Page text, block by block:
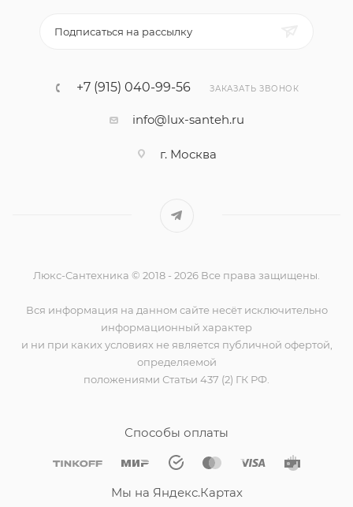
Подписаться на рассылку
+7 (915) 040-99-56 ЗАКАЗАТЬ ЗВОНОК
info@lux-santeh.ru
г. Москва
Люкс-Сантехника © 2018 - 2026 Все права защищены.
Вся информация на данном сайте несёт исключительно
информационный характер
и ни при каких условиях не является публичной офертой,
определяемой
положениями Статьи 437 (2) ГК РФ.
Способы оплаты
Мы на Яндекс.Картах